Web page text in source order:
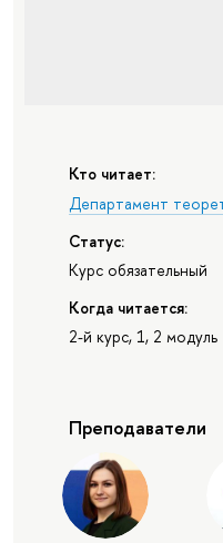
Кто читает:
Департамент
Статус:
Курс обязательный
Когда читается:
2-й курс, 1, 2 модуль
Преподаватели